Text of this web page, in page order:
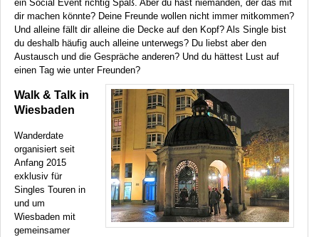
ein Social Event richtig Spaß. Aber du hast niemanden, der das mit
dir machen könnte? Deine Freunde wollen nicht immer mitkommen?
Und alleine fällt dir alleine die Decke auf den Kopf? Als Single bist
du deshalb häufig auch alleine unterwegs? Du liebst aber den
Austausch und die Gespräche anderen? Und du hättest Lust auf
einen Tag wie unter Freunden?
Walk & Talk in
Wiesbaden
Wanderdate
organisiert seit
Anfang 2015
exklusiv für
Singles Touren in
und um
Wiesbaden mit
gemeinsamer